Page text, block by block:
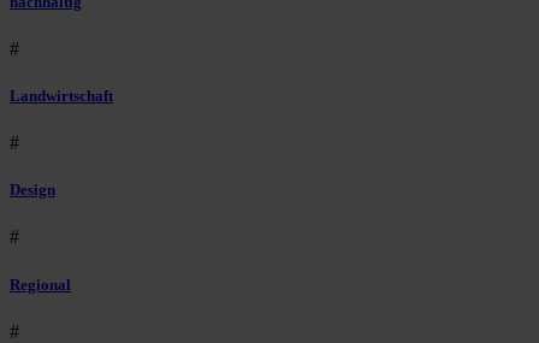
#
Landwirtschaft
#
Design
#
Regional
#